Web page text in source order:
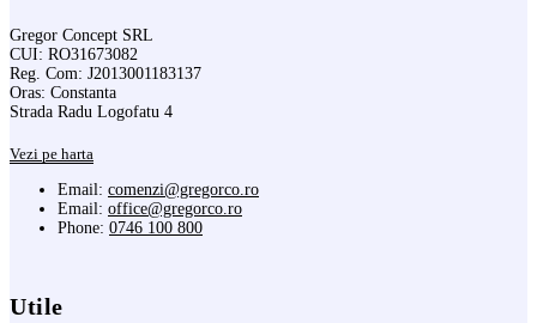
Gregor Concept SRL
CUI: RO31673082
Reg. Com: J2013001183137
Oras: Constanta
Strada Radu Logofatu 4
Vezi pe harta
Email: comenzi@gregorco.ro
Email: office@gregorco.ro
Phone: 0746 100 800
Utile